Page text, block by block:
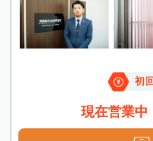
初
現在営業中